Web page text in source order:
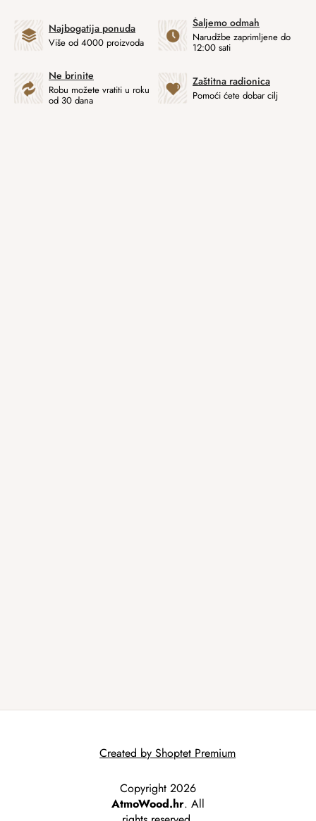
Najbogatija ponuda
Više od 4000 proizvoda
Šaljemo odmah
Narudžbe zaprimljene do
12:00 sati
Ne brinite
Robu možete vratiti u roku
od 30 dana
Zaštitna radionica
Pomoći ćete dobar cilj
Created by Shoptet Premium
Copyright 2026
AtmoWood.hr. All